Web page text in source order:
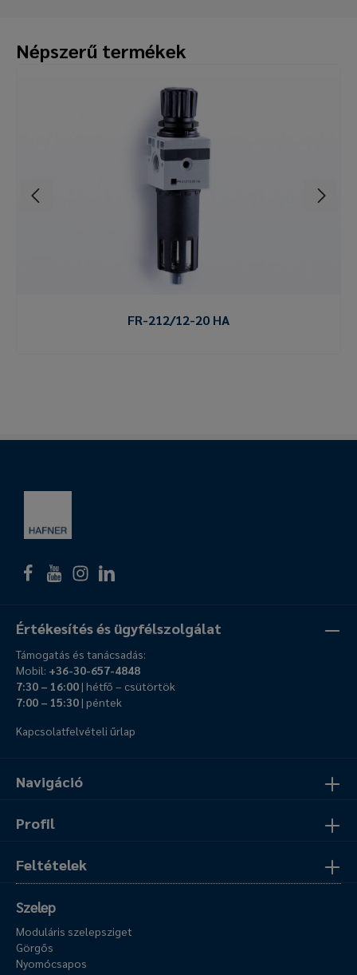
Népszerű termékek
FR-212/12-20 HA
Navigáció
Profil
Feltételek
Értékesítés és ügyfélszolgálat
Támogatás és tanácsadás:
Mobil: +36-30-657-4848
7:30 – 16:00| hétfő – csütörtök
7:00 – 15:30| péntek
Kapcsolatfelvételi űrlap
Szelep
Moduláris szelepsziget
Görgős
Nyomócsapos